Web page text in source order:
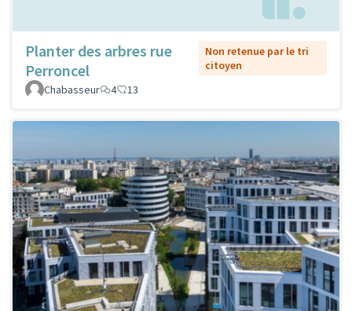
Planter des arbres rue
Perroncel
Non retenue par le tri
citoyen
Chabasseur
4 13